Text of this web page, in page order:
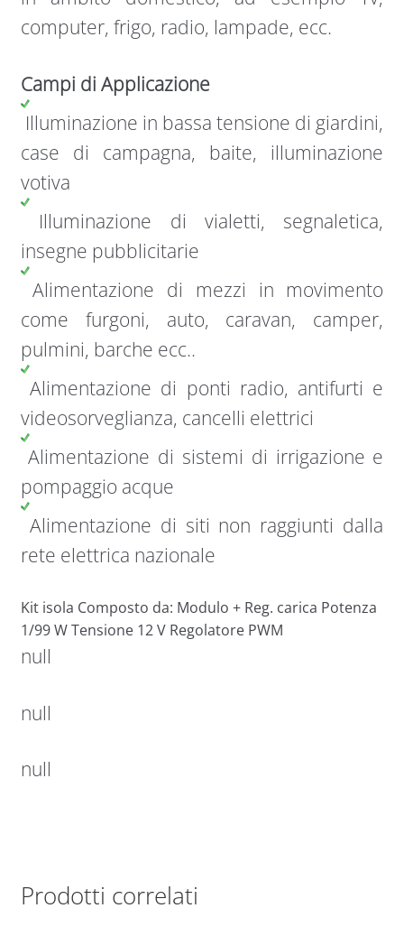
computer, frigo, radio, lampade, ecc.
Campi di Applicazione
Illuminazione in bassa tensione di giardini,
case di campagna, baite, illuminazione
votiva
Illuminazione di vialetti, segnaletica,
insegne pubblicitarie
Alimentazione di mezzi in movimento
come furgoni, auto, caravan, camper,
pulmini, barche ecc..
Alimentazione di ponti radio, antifurti e
videosorveglianza, cancelli elettrici
Alimentazione di sistemi di irrigazione e
pompaggio acque
Alimentazione di siti non raggiunti dalla
rete elettrica nazionale
Kit isola Composto da: Modulo + Reg. carica Potenza
1/99 W Tensione 12 V Regolatore PWM
null
null
null
Prodotti correlati